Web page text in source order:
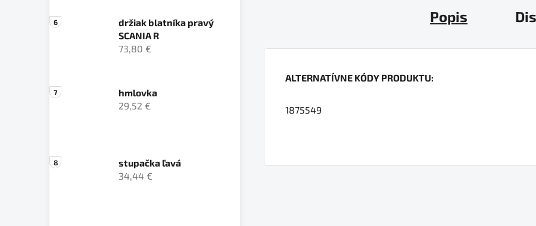
držiak blatníka pravý
SCANIA R
73,80 €
hmlovka
29,52 €
stupačka ľavá
34,44 €
Popis
ALTERNATÍVNE KÓDY PRODUKTU:
1875549